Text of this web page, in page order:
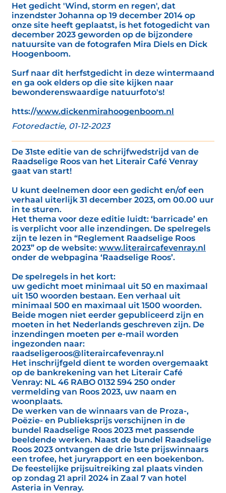
Het gedicht 'Wind, storm en regen', dat
inzendster Johanna op 19 december 2014 op
onze site heeft geplaatst, is het fotogedicht van
december 2023 geworden op de bijzondere
natuursite van de fotografen Mira Diels en Dick
Hoogenboom.
Surf naar dit herfstgedicht in deze wintermaand
en ga ook elders op die site kijken naar
bewonderenswaardige natuurfoto's!
htts://www.dickenmirahoogenboom.nl
Fotoredactie, 01-12-2023
De 31ste editie van de schrijfwedstrijd van de
Raadselige Roos van het Literair Café Venray
gaat van start!
U kunt deelnemen door een gedicht en/of een
verhaal uiterlijk 31 december 2023, om 00.00 uur
in te sturen.
Het thema voor deze editie luidt: ‘barricade’ en
is verplicht voor alle inzendingen. De spelregels
zijn te lezen in “Reglement Raadselige Roos
2023” op de website: www.literaircafevenray.nl
onder de webpagina ‘Raadselige Roos’.
De spelregels in het kort:
uw gedicht moet minimaal uit 50 en maximaal
uit 150 woorden bestaan. Een verhaal uit
minimaal 500 en maximaal uit 1500 woorden.
Beide mogen niet eerder gepubliceerd zijn en
moeten in het Nederlands geschreven zijn. De
inzendingen moeten per e-mail worden
ingezonden naar:
raadseligeroos@literaircafevenray.nl
Het inschrijfgeld dient te worden overgemaakt
op de bankrekening van het Literair Café
Venray: NL 46 RABO 0132 594 250 onder
vermelding van Roos 2023, uw naam en
woonplaats.
De werken van de winnaars van de Proza-,
Poëzie- en Publieksprijs verschijnen in de
bundel Raadselige Roos 2023 met passende
beeldende werken. Naast de bundel Raadselige
Roos 2023 ontvangen de drie 1ste prijswinnaars
een trofee, het juryrapport en een boekenbon.
De feestelijke prijsuitreiking zal plaats vinden
op zondag 21 april 2024 in Zaal 7 van hotel
Asteria in Venray.